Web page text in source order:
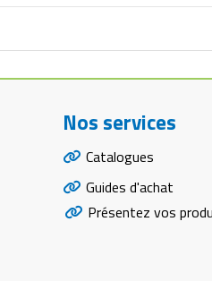
Nos services
Catalogues
Guides d'achat
Présentez vos